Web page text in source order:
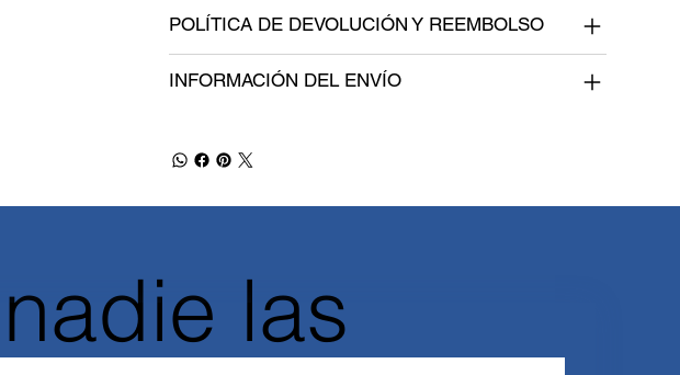
POLÍTICA DE DEVOLUCIÓN Y REEMBOLSO
INFORMACIÓN DEL ENVÍO
las